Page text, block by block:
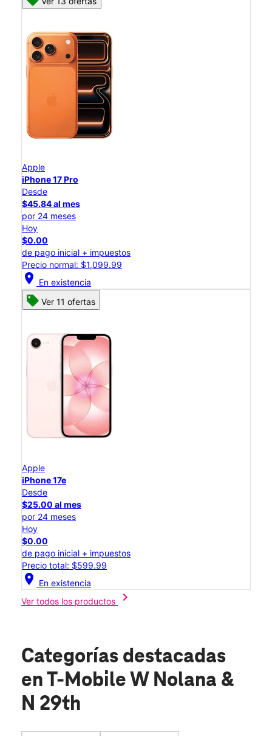
Apple
iPhone 17 Pro
Desde
$45.84 al mes
por 24 meses
Hoy
$0.00
de pago inicial + impuestos
Precio normal: $1,099.99
location_on En existencia
Ver 11 ofertas
Apple
iPhone 17e
Desde
$25.00 al mes
por 24 meses
Hoy
$0.00
de pago inicial + impuestos
Precio total: $599.99
location_on En existencia
Ver todos los productos
chevron_right
Categorías destacadas
en T-Mobile W Nolana &
N 29th